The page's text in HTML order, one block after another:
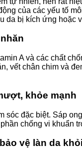
của các yếu tố
da bị kích ứng hoặc
A và các chất
vết chân chim và
khỏe mạnh
sóc đặc biệt. Sáp
chống vi khuẩn
vệ làn da